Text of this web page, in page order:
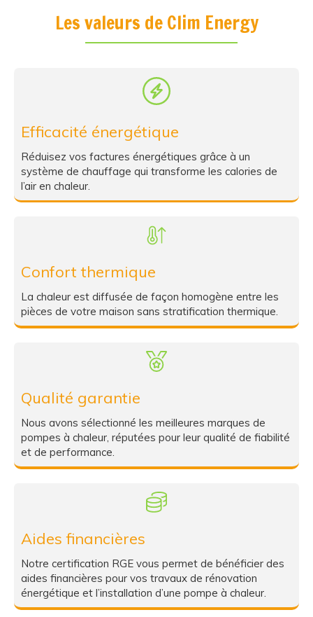
Les valeurs de Clim Energy
Efficacité énergétique
Réduisez vos factures énergétiques grâce à un
système de chauffage qui transforme les calories de
l’air en chaleur.
Confort thermique
La chaleur est diffusée de façon homogène entre les
pièces de votre maison sans stratification thermique.
Qualité garantie
Nous avons sélectionné les meilleures marques de
pompes à chaleur, réputées pour leur qualité de fiabilité
et de performance.
Aides financières
Notre certification RGE vous permet de bénéficier des
aides financières pour vos travaux de rénovation
énergétique et l’installation d’une pompe à chaleur.